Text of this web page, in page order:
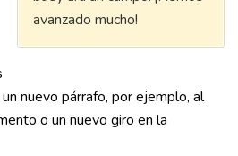
avanzado mucho!
nuevo párrafo, por ejemplo, al
o un nuevo giro en la